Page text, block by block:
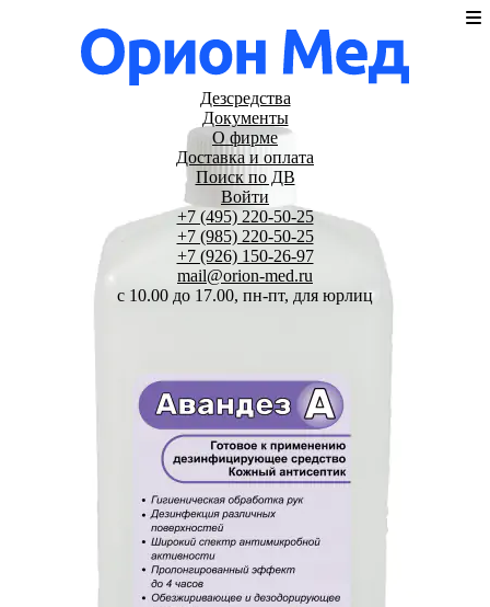
Дезсредства
Документы
О фирме
Доставка и оплата
Поиск по ДВ
Войти
+7 (495) 220-50-25
+7 (985) 220-50-25
+7 (926) 150-26-97
mail@orion-med.ru
c 10.00 до 17.00, пн-пт, для юрлиц